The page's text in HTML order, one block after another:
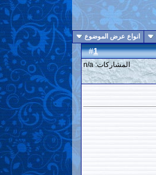
انواع عرض الموضوع
#
1
المشاركات: n/a